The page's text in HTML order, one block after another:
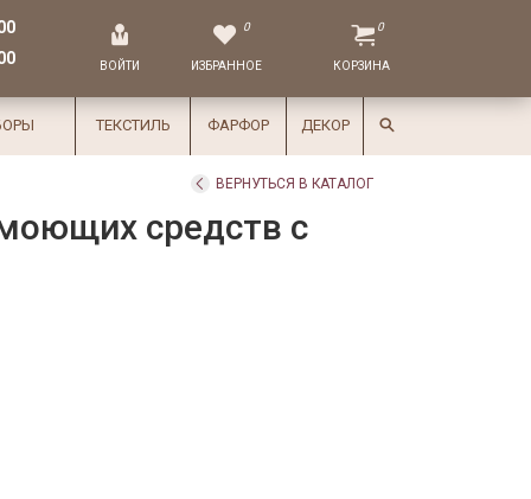
ВОЙТИ
0
ИЗБРАННОЕ
0
КОРЗИНА
ТЕКСТИЛЬ ФАРФОР ДЕКОР
ВЕРНУТЬСЯ В КАТАЛОГ
средств с